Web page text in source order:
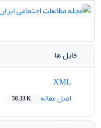
فایل ها
اصل مقاله
50.33 K